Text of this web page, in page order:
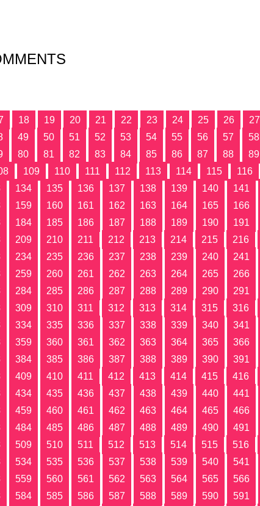
18 19 20 21 22 23 24 25 26 27
49 50 51 52 53 54 55 56 57 58
80 81 82 83 84 85 86 87 88 89
109 110 111 112 113 114 115 116
134 135 136 137 138 139 140 141
159 160 161 162 163 164 165 166
184 185 186 187 188 189 190 191
209 210 211 212 213 214 215 216
234 235 236 237 238 239 240 241
259 260 261 262 263 264 265 266
284 285 286 287 288 289 290 291
309 310 311 312 313 314 315 316
334 335 336 337 338 339 340 341
359 360 361 362 363 364 365 366
384 385 386 387 388 389 390 391
409 410 411 412 413 414 415 416
434 435 436 437 438 439 440 441
459 460 461 462 463 464 465 466
484 485 486 487 488 489 490 491
509 510 511 512 513 514 515 516
534 535 536 537 538 539 540 541
559 560 561 562 563 564 565 566
584 585 586 587 588 589 590 591